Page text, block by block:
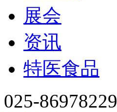
展会
资讯
特医食品
025-86978229